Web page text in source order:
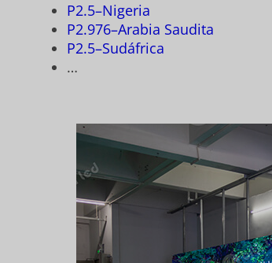
P2.5–Nigeria
P2.976–Arabia Saudita
P2.5–Sudáfrica
…